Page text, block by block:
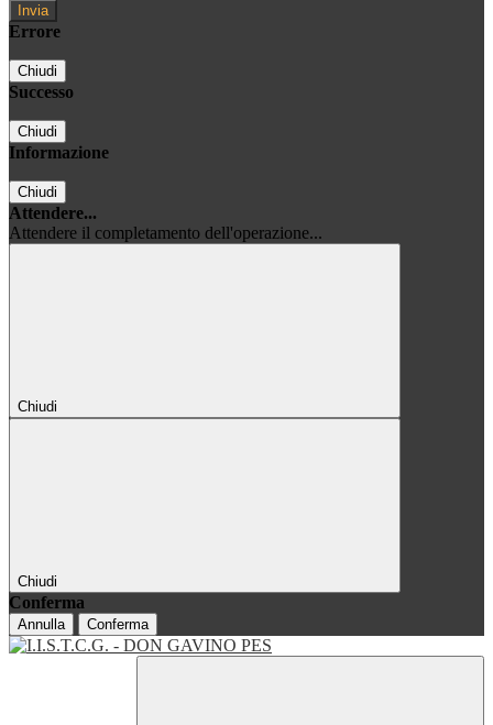
Errore
Chiudi
Successo
Chiudi
Informazione
Chiudi
Attendere...
Attendere il completamento dell'operazione...
Chiudi
Chiudi
Conferma
Annulla Conferma